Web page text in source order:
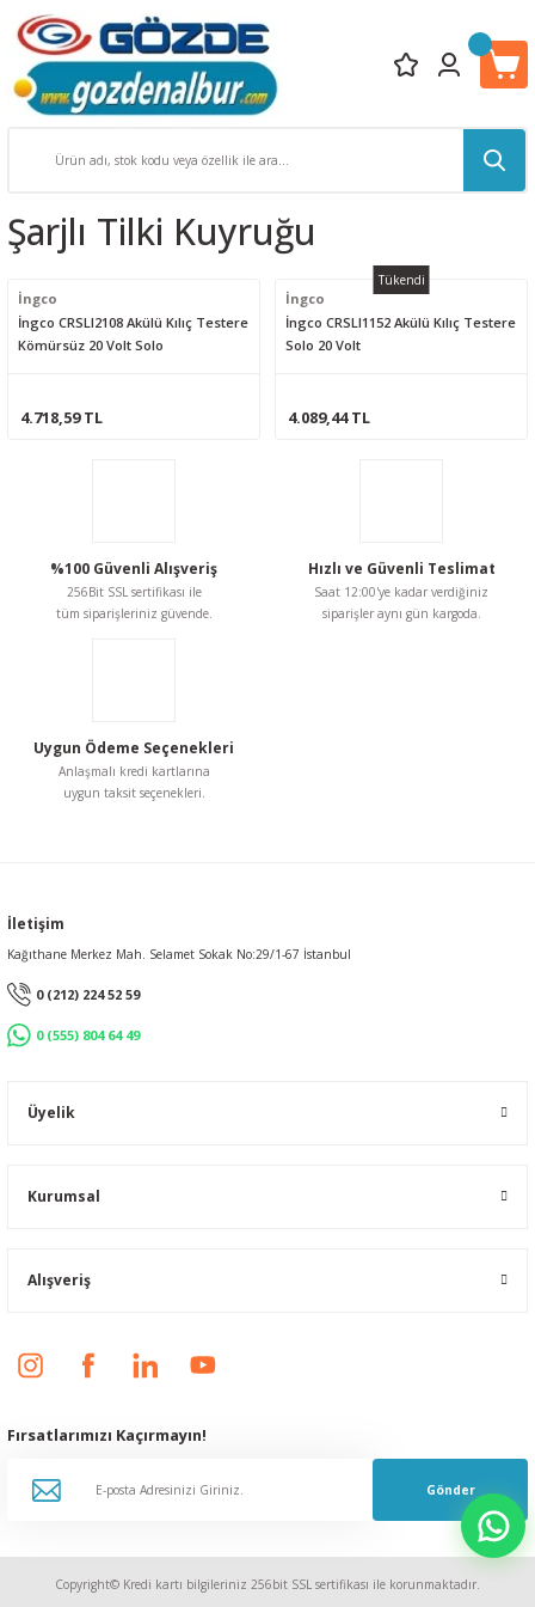
Şarjlı Tilki Kuyruğu
İngco
İngco CRSLI2108 Akülü Kılıç Testere
Kömürsüz 20 Volt Solo
4.718,59 TL
Tükendi
İngco
İngco CRSLI1152 Akülü Kılıç Testere
Solo 20 Volt
4.089,44 TL
%100 Güvenli Alışveriş
256Bit SSL sertifikası ile
tüm siparişleriniz güvende.
Hızlı ve Güvenli Teslimat
Saat 12:00'ye kadar verdiğiniz
siparişler aynı gün kargoda.
Uygun Ödeme Seçenekleri
Anlaşmalı kredi kartlarına
uygun taksit seçenekleri.
İletişim
Kağıthane Merkez Mah. Selamet Sokak No:29/1-67 İstanbul
0 (212) 224 52 59
0 (555) 804 64 49
Üyelik
Kurumsal
Alışveriş
Fırsatlarımızı Kaçırmayın!
Gönder
Copyright© Kredi kartı bilgileriniz 256bit SSL sertifikası ile korunmaktadır.